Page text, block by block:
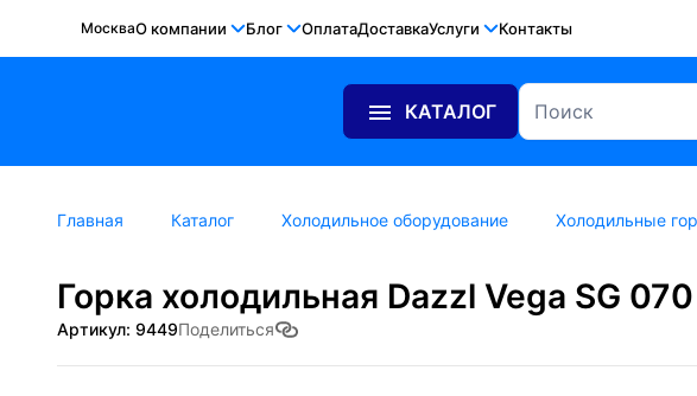
МоскваО компании Блог ОплатаДоставкаУслуги Контакты
КАТАЛОГ
Главная Каталог Холодильное оборудование Холодильные
Горка холодильная Dazzl Vega SG
Артикул: 9449Поделиться